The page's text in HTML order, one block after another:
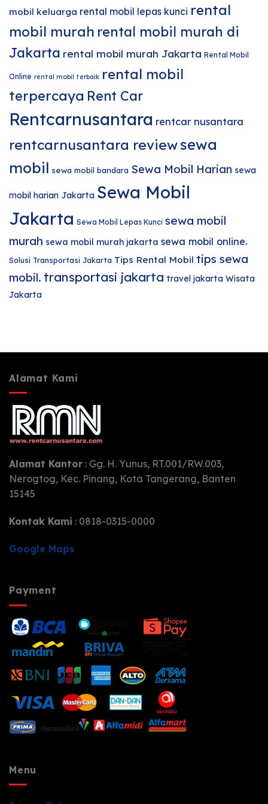
mobil keluarga rental mobil lepas kunci rental
mobil murah rental mobil murah di
Jakarta rental mobil murah Jakarta Rental Mobil
Online rental mobil terbaik rental mobil
terpercaya Rent Car
Rentcarnusantara rentcar nusantara
rentcarnusantara reviewsewa
mobil sewa mobil bandara Sewa Mobil Harian sewa
mobil harian Jakarta Sewa Mobil
Jakarta Sewa Mobil Lepas Kunci sewa mobil
murah sewa mobil murah jakarta sewa mobil online.
Solusi Transportasi Jakarta Tips Rental Mobil tips sewa
mobil. transportasi jakarta travel jakarta Wisata
Jakarta
Alamat Kami
Alamat Kantor : Gg. H. Yunus, RT.001/RW.003,
Nerogtog, Kec. Pinang, Kota Tangerang, Banten
15145
Kontak Kami : 0818-0315-0000
Google Maps
Payment
Menu